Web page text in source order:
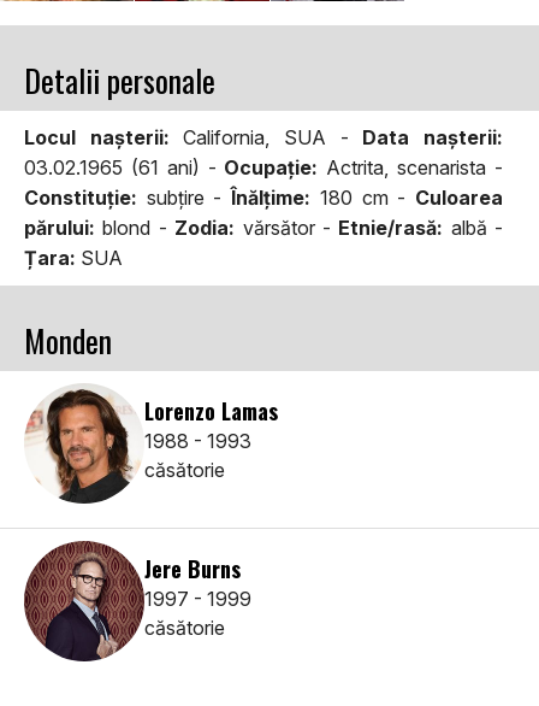
Detalii personale
Locul naşterii: California, SUA - Data naşterii:
03.02.1965 (61 ani) - Ocupaţie: Actrita, scenarista -
Constituţie: subţire -Înălţime: 180 cm - Culoarea
părului: blond - Zodia: vărsător - Etnie/rasă: albă -
Țara: SUA
Monden
Lorenzo Lamas
1988 - 1993
căsătorie
Jere Burns
1997 - 1999
căsătorie